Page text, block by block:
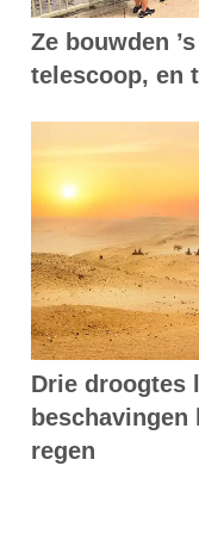
Ze bouwden
telescoop, en
Drie droogtes
regen